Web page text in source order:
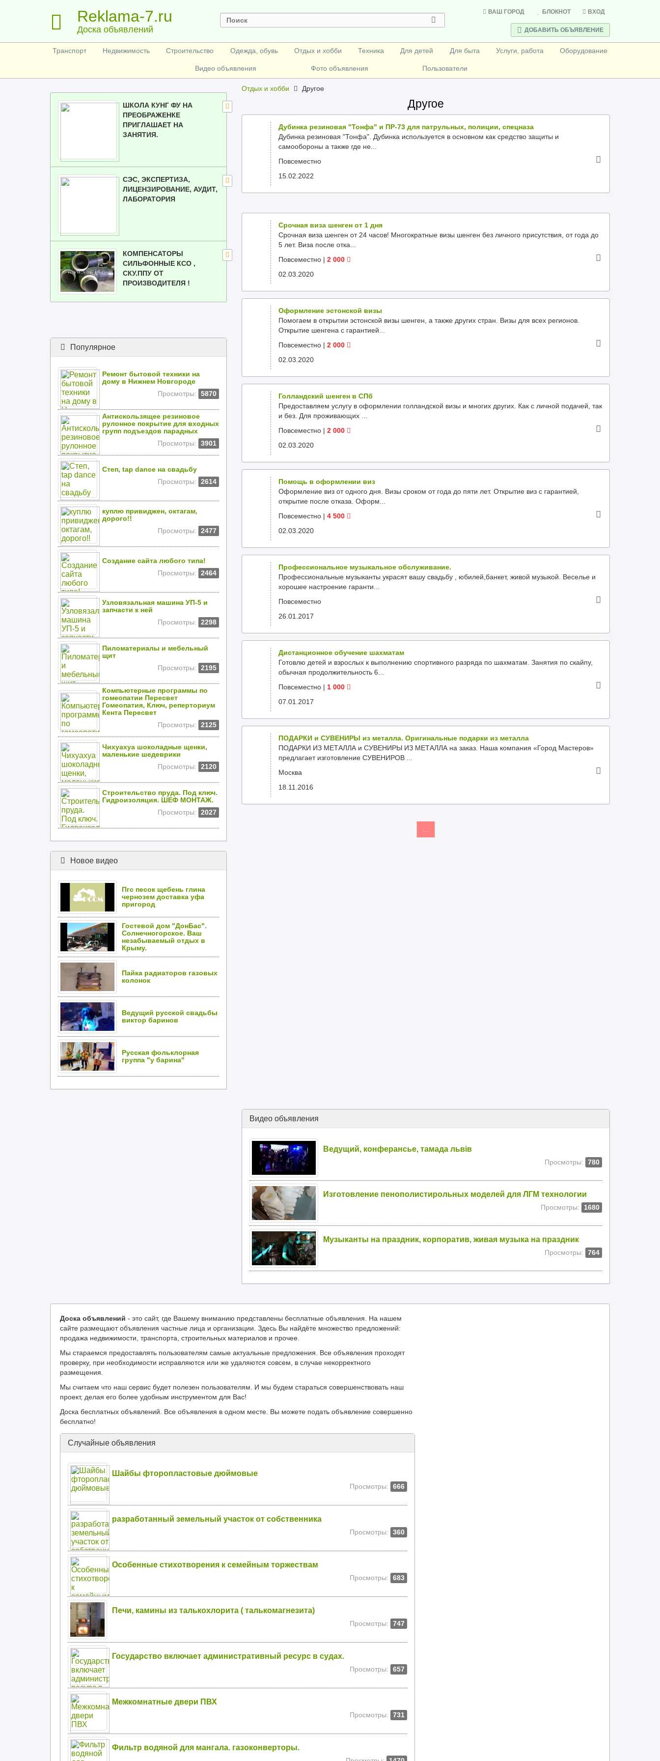
Reklama-7.ru
Доска объявлений
ВАШ ГОРОД БЛОКНОТ ВХОД
ДОБАВИТЬ ОБЪЯВЛЕНИЕ
Транспорт Недвижимость Строительство Одежда, обувь Отдых и хобби Техника Для детей Для быта Услуги, работа Оборудование
Видео объявления Фото объявления Пользователи
Отдых и хобби Другое
Другое
Дубинка резиновая "Тонфа" и ПР-73 для патрульных, полиции, спецназа
Дубинка резиновая "Тонфа". Дубинка используется в основном как средство защиты и
самообороны а также где не...
Повсеместно
15.02.2022
Срочная виза шенген от 1 дня
Срочная виза шенген от 24 часов! Многократные визы шенген без личного присутствия, от года до
5 лет. Виза после отка...
Повсеместно | 2 000
02.03.2020
Оформление эстонской визы
Помогаем в открытии эстонской визы шенген, а также других стран. Визы для всех регионов.
Открытие шенгена с гарантией...
Повсеместно | 2 000
02.03.2020
Голландский шенген в СПб
Предоставляем услугу в оформлении голландской визы и многих других. Как с личной подачей, так
и без. Для проживающих ...
Повсеместно | 2 000
02.03.2020
Помощь в оформлении виз
Оформление виз от одного дня. Визы сроком от года до пяти лет. Открытие виз с гарантией,
открытие после отказа. Оформ...
Повсеместно | 4 500
02.03.2020
Профессиональное музыкальное обслуживание.
Профессиональные музыканты украсят вашу свадьбу , юбилей,банкет, живой музыкой. Веселье и
хорошее настроение гаранти...
Повсеместно
26.01.2017
Дистанционное обучение шахматам
Готовлю детей и взрослых к выполнению спортивного разряда по шахматам. Занятия по скайпу,
обычная продолжительность 6...
Повсеместно | 1 000
07.01.2017
ПОДАРКИ и СУВЕНИРЫ из металла. Оригинальные подарки из металла
ПОДАРКИ ИЗ МЕТАЛЛА и СУВЕНИРЫ ИЗ МЕТАЛЛА на заказ. Наша компания «Город Мастеров»
предлагает изготовление СУВЕНИРОВ ...
Москва
18.11.2016
ШКОЛА КУНГ ФУ НА
ПРЕОБРАЖЕНКЕ
ПРИГЛАШАЕТ НА
ЗАНЯТИЯ.
СЭС, ЭКСПЕРТИЗА,
ЛИЦЕНЗИРОВАНИЕ, АУДИТ,
ЛАБОРАТОРИЯ
КОМПЕНСАТОРЫ
СИЛЬФОННЫЕ КСО ,
СКУ.ППУ ОТ
ПРОИЗВОДИТЕЛЯ !
Популярное
Ремонт бытовой техники на
дому в Нижнем Новгороде
Просмотры:
5870
Антискользящее резиновое
рулонное покрытие для входных
групп подъездов парадных
Просмотры:
3901
Степ, tap dance на свадьбу
Просмотры:
2614
куплю привиджен, октагам,
дорого!!
Просмотры:
2477
Создание сайта любого типа!
Просмотры:
2464
Узловязальная машина УП-5 и
запчасти к ней
Просмотры:
2298
Пиломатериалы и мебельный
щит
Просмотры:
2195
Компьютерные программы по
гомеопатии Пересвет
Гомеопатия, Ключ, реперториум
Кента Пересвет
Просмотры:
2125
Чихуахуа шоколадные щенки,
маленькие шедеврики
Просмотры:
2120
Строительство пруда. Под ключ.
Гидроизоляция. ШЕФ МОНТАЖ.
Просмотры:
2027
Новое видео
Пгс песок щебень глина
чернозем доставка уфа
пригород
Гостевой дом "ДонБас".
Солнечногорское. Ваш
незабываемый отдых в
Крыму.
Пайка радиаторов газовых
колонок
Ведущий русской свадьбы
виктор баринов
Русская фольклорная
группа "у барина"
Видео объявления
Ведущий, конферансье, тамада львів
Просмотры: 780
Изготовление пенополистирольных моделей для ЛГМ технологии
Просмотры: 1680
Музыканты на праздник, корпоратив, живая музыка на праздник
Просмотры: 764
Доска объявлений - это сайт, где Вашему вниманию представлены бесплатные объявления. На нашем
сайте размещают объявления частные лица и организации. Здесь Вы найдёте множество предложений:
продажа недвижимости, транспорта, строительных материалов и прочее.
Мы стараемся предоставлять пользователям самые актуальные предложения. Все объявления проходят
проверку, при необходимости исправляются или же удаляются совсем, в случае некорректного
размещения.
Мы считаем что наш сервис будет полезен пользователям. И мы будем стараться совершенствовать наш
проект, делая его более удобным инструментом для Вас!
Доска бесплатных объявлений. Все объявления в одном месте. Вы можете подать объявление совершенно
бесплатно!
Случайные объявления
Шайбы фторопластовые дюймовые
Просмотры: 666
разработанный земельный участок от собственника
Просмотры: 360
Особенные стихотворения к семейным торжествам
Просмотры: 683
Печи, камины из талькохлорита ( талькомагнезита)
Просмотры: 747
Государство включает административный ресурс в судах.
Просмотры: 657
Межкомнатные двери ПВХ
Просмотры: 731
Фильтр водяной для мангала. газоконверторы.